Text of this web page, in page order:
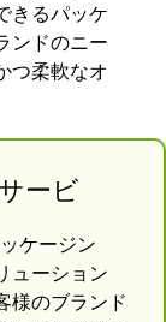
きるパッケ
ンドのニー
つ柔軟なオ
ービ
ケージン
ューション
様のブランド